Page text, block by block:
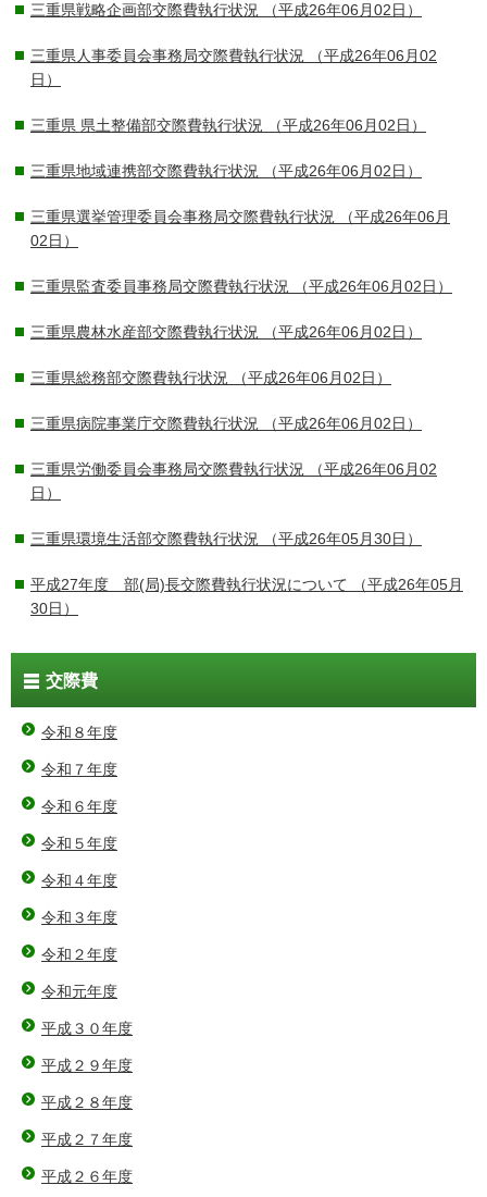
三重県戦略企画部交際費執行状況 （平成26年06月02日）
三重県人事委員会事務局交際費執行状況
（平成26年06月02
日）
三重県 県土整備部交際費執行状況 （平成26年06月02日）
三重県地域連携部交際費執行状況 （平成26年06月02日）
三重県選挙管理委員会事務局交際費執行状況
（平成26年06月
02日）
三重県監査委員事務局交際費執行状況 （平成26年06月02日）
三重県農林水産部交際費執行状況 （平成26年06月02日）
三重県総務部交際費執行状況 （平成26年06月02日）
三重県病院事業庁交際費執行状況 （平成26年06月02日）
三重県労働委員会事務局交際費執行状況
（平成26年06月02
日）
三重県環境生活部交際費執行状況 （平成26年05月30日）
平成27年度 部(局)長交際費執行状況について （平成26年05月
30日）
交際費
令和８年度
令和７年度
令和６年度
令和５年度
令和４年度
令和３年度
令和２年度
令和元年度
平成３０年度
平成２９年度
平成２８年度
平成２７年度
平成２６年度